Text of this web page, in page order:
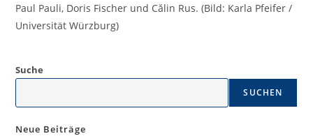
Paul Pauli, Doris Fischer und Călin Rus. (Bild: Karla Pfeifer /
Universität Würzburg)
Suche
SUCHEN
Neue Beiträge